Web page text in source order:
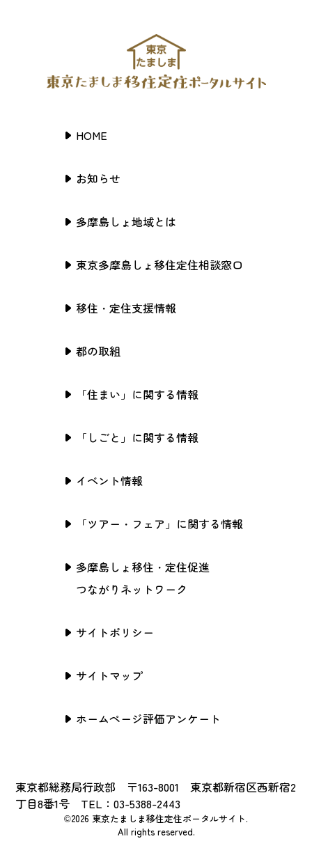
HOME
お知らせ
多摩島しょ地域とは
東京多摩島しょ移住定住相談窓口
移住・定住支援情報
都の取組
「住まい」に関する情報
「しごと」に関する情報
イベント情報
「ツアー・フェア」に関する情報
多摩島しょ移住・定住促進
つながりネットワーク
サイトポリシー
サイトマップ
ホームページ評価アンケート
東京都総務局行政部 〒163-8001 東京都新宿区西新宿2
丁目8番1号 TEL：03-5388-2443
©2026 東京たましま移住定住ポータルサイト.
All rights reserved.